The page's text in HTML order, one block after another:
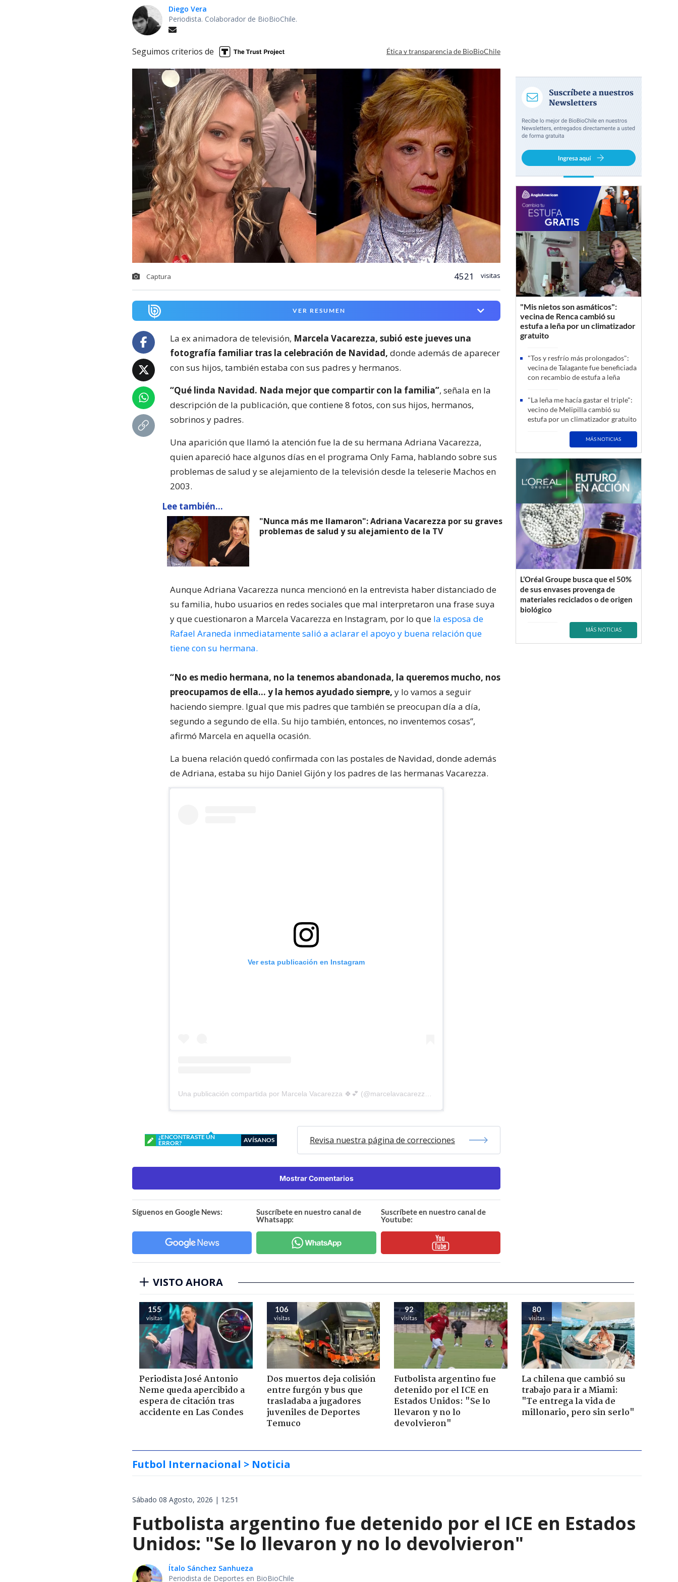
Diego Vera
Periodista. Colaborador de BioBioChile.
Seguimos criterios de Ética y transparencia de BioBioChile
Captura 4521 visitas
VER RESUMEN
La ex animadora de televisión, Marcela Vacarezza, subió este jueves una
fotografía familiar tras la celebración de Navidad, donde además de aparecer
con sus hijos, también estaba con sus padres y hermanos.
“Qué linda Navidad. Nada mejor que compartir con la familia”, señala en la
descripción de la publicación, que contiene 8 fotos, con sus hijos, hermanos,
sobrinos y padres.
Una aparición que llamó la atención fue la de su hermana Adriana Vacarezza,
quien apareció hace algunos días en el programa Only Fama, hablando sobre sus
problemas de salud y se alejamiento de la televisión desde la teleserie Machos en
2003.
Lee también...
"Nunca más me llamaron": Adriana Vacarezza por su graves
problemas de salud y su alejamiento de la TV
Aunque Adriana Vacarezza nunca mencionó en la entrevista haber distanciado de
su familia, hubo usuarios en redes sociales que mal interpretaron una frase suya
y que cuestionaron a Marcela Vacarezza en Instagram, por lo que la esposa de
Rafael Araneda inmediatamente salió a aclarar el apoyo y buena relación que
tiene con su hermana.
“No es medio hermana, no la tenemos abandonada, la queremos mucho, nos
preocupamos de ella… y la hemos ayudado siempre, y lo vamos a seguir
haciendo siempre. Igual que mis padres que también se preocupan día a día,
segundo a segundo de ella. Su hijo también, entonces, no inventemos cosas”,
afirmó Marcela en aquella ocasión.
La buena relación quedó confirmada con las postales de Navidad, donde además
de Adriana, estaba su hijo Daniel Gijón y los padres de las hermanas Vacarezza.
Ver esta publicación en Instagram
¿ENCONTRASTE UN
ERROR?
AVÍSANOS Revisa nuestra página de correcciones
Mostrar Comentarios
Síguenos en Google News:
Suscríbete en nuestro canal de
Whatsapp:
Suscríbete en nuestro canal de
Youtube:
"Mis nietos son asmáticos":
vecina de Renca cambió su
estufa a leña por un climatizador
gratuito
"Tos y resfrío más prolongados":
vecina de Talagante fue beneficiada
con recambio de estufa a leña
"La leña me hacía gastar el triple":
vecino de Melipilla cambió su
estufa por un climatizador gratuito
MÁS NOTICIAS
L’Oréal Groupe busca que el 50%
de sus envases provenga de
materiales reciclados o de origen
biológico
MÁS NOTICIAS
VISTO AHORA
155
visitas
Periodista José Antonio
Neme queda apercibido a
espera de citación tras
accidente en Las Condes
106
visitas
Dos muertos deja colisión
entre furgón y bus que
trasladaba a jugadores
juveniles de Deportes
Temuco
92
visitas
Futbolista argentino fue
detenido por el ICE en
Estados Unidos: "Se lo
llevaron y no lo
devolvieron"
80
visitas
La chilena que cambió su
trabajo para ir a Miami:
"Te entrega la vida de
millonario, pero sin serlo"
Futbol Internacional > Noticia
Sábado 08 Agosto, 2026 | 12:51
Futbolista argentino fue detenido por el ICE en Estados
Unidos: "Se lo llevaron y no lo devolvieron"
Ítalo Sánchez Sanhueza
Periodista de Deportes en BioBioChile